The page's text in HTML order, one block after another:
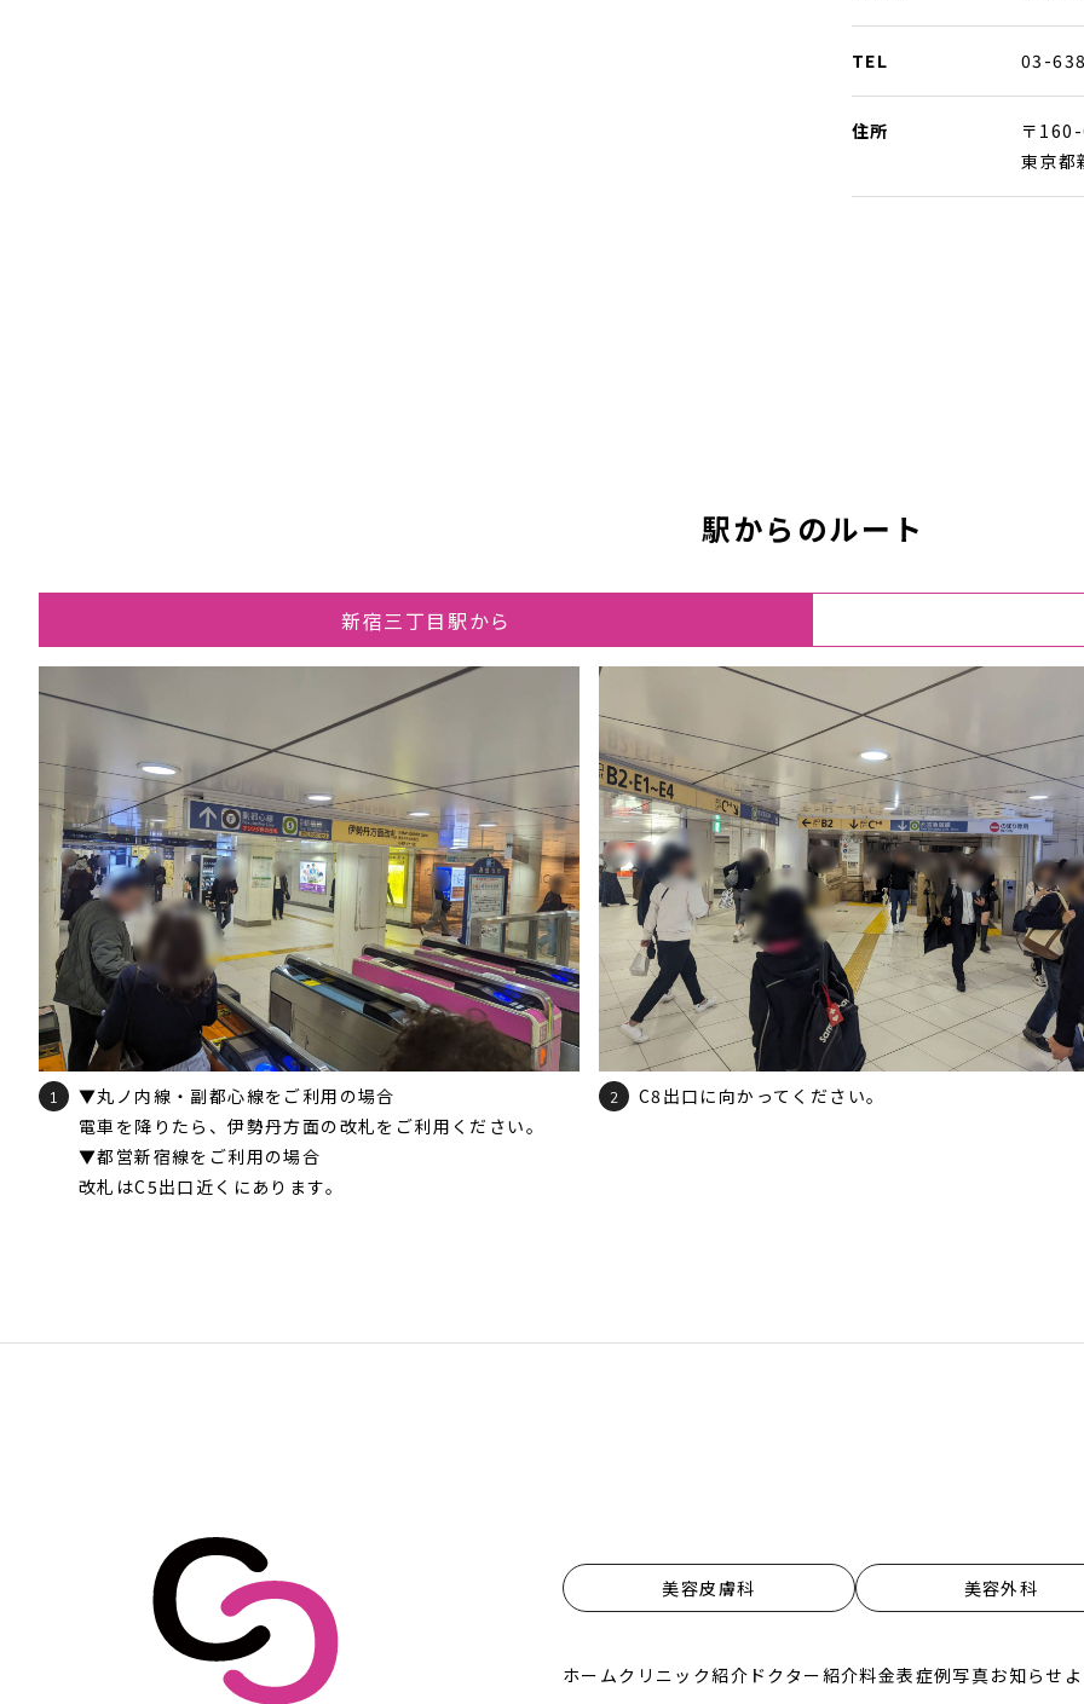
TEL 03-
住所
〒
東京都
駅からのルート
新宿三丁目駅から
1
▼丸ノ内線・副都心線をご利用の場合
電車を降りたら、伊勢丹方面の改札をご利用ください。
▼都営新宿線をご利用の場合
改札はC5出口近くにあります。
2 C8出口に向かってください。
美容皮膚科 美容外科
ホームクリニック紹介 ドクター紹介料金表症例写真お知らせ